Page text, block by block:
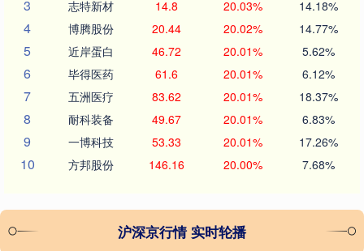
3 志特新材 14.8 20.03% 14.18%
4 博腾股份 20.44 20.02% 14.77%
5 近岸蛋白 46.72 20.01% 5.62%
6 毕得医药 61.6 20.01% 6.12%
7 五洲医疗 83.62 20.01% 18.37%
8 耐科装备 49.67 20.01% 6.83%
9 一博科技 53.33 20.01% 17.26%
10 方邦股份 146.16 20.00% 7.68%
沪深京行情 实时轮播